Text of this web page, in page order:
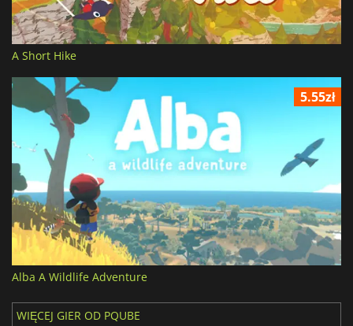
A Short Hike
5.55zł
Alba A Wildlife Adventure
WIĘCEJ GIER OD PQUBE